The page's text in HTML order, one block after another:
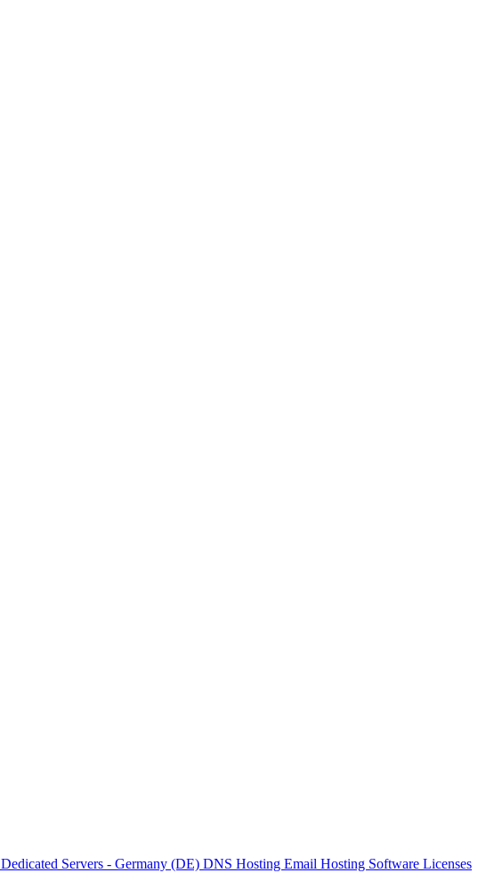
Dedicated Servers - Germany (DE) DNS Hosting Email Hosting Software Licenses